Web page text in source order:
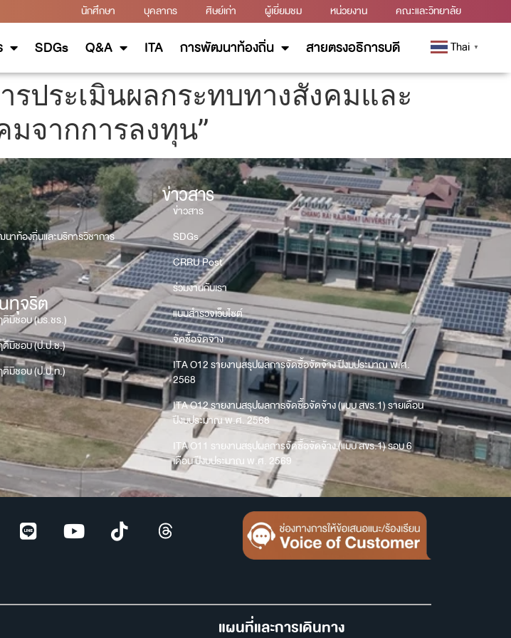
นักศึกษา บุคลากร ศิษย์เก่า ผู้เยี่ยมชม หน่วยงาน คณะและวิทยาลัย
SDGs Q&A ITA การพัฒนาท้องถิ่น สายตรงอธิการบดี Thai ▼
ประเมินผลกระทบทางสังคมและ
จากการลงทุน”
ท้องถิ่นและบริการวิชาการ
ทุจริต
ติมิชอบ (มร.ชร.)
ติมิชอบ (ป.ป.ช.)
ติมิชอบ (ป.ป.ท.)
ข่าวสาร
ข่าวสาร
SDGs
CRRU Post
ร่วมงานกับเรา
แบบสำรวจเว็บไซต์
จัดซื้อจัดจ้าง
ITA O12 รายงานสรุปผลการจัดซื้อจัดจ้าง ปีงบประมาณ พ.ศ.
2568
ITA O12 รายงานสรุปผลการจัดซื้อจัดจ้าง (แบบ สขร.1) รายเดือน
ปีงบประมาณ พ.ศ. 2568
ITA O11 รายงานสรุปผลการจัดซื้อจัดจ้าง (แบบ สขร.1) รอบ 6
เดือน ปีงบประมาณ พ.ศ. 2569
แผนที่และการเดินทาง